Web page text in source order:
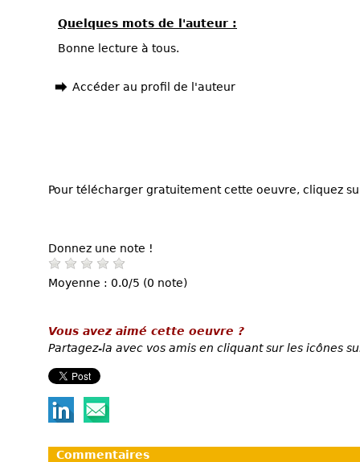
Quelques mots de l'auteur :
Bonne lecture à tous.
Accéder au profil de l'auteur
Pour télécharger gratuitement cette oeuvre, cliquez
Donnez une note !
Moyenne : 0.0/5 (0 note)
Vous avez aimé cette oeuvre ?
Partagez-la avec vos amis en cliquant sur les icônes
Commentaires